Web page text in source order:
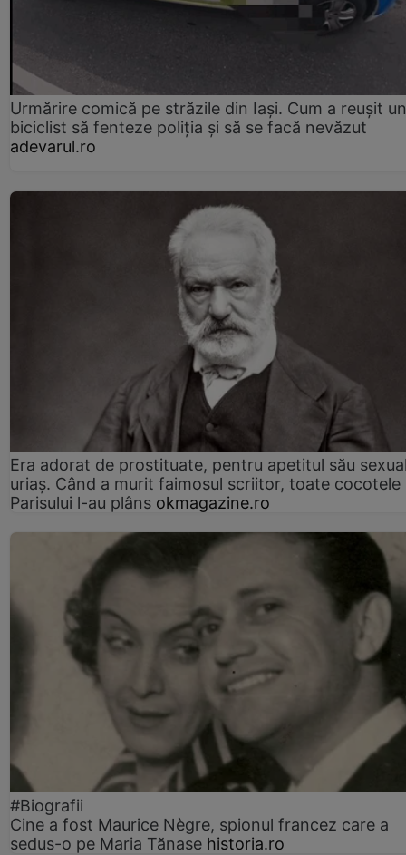
Urmărire comică pe străzile din Iași. Cum a reușit un
biciclist să fenteze poliția și să se facă nevăzut
adevarul.ro
Era adorat de prostituate, pentru apetitul său
uriaș. Când a murit faimosul scriitor, toate cocotele
Parisului l-au plâns okmagazine.ro
#Biografii
Cine a fost Maurice Nègre, spionul francez care a
sedus-o pe Maria Tănase historia.ro